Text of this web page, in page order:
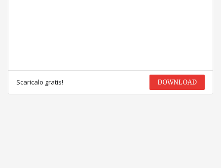
Scaricalo gratis! DOWNLOAD